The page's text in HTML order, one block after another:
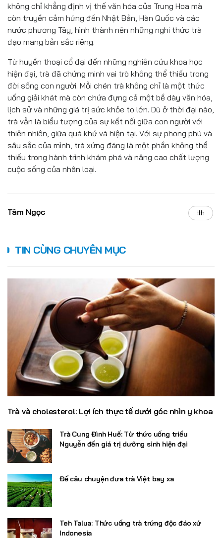
không chỉ khẳng định vị thế văn hóa của Trung Hoa mà
còn truyền cảm hứng đến Nhật Bản, Hàn Quốc và các
nước phương Tây, hình thành nên những nghi thức trà
đạo mang bản sắc riêng.
Từ huyền thoại cổ đại đến những nghiên cứu khoa học
hiện đại, trà đã chứng minh vai trò không thể thiếu trong
đời sống con người. Mỗi chén trà không chỉ là một thức
uống giải khát mà còn chứa đựng cả một bề dày văn hóa,
lịch sử và những giá trị sức khỏe to lớn. Dù ở thời đại nào,
trà vẫn là biểu tượng của sự kết nối giữa con người với
thiên nhiên, giữa quá khứ và hiện tại. Với sự phong phú và
sâu sắc của mình, trà xứng đáng là một phần không thể
thiếu trong hành trình khám phá và nâng cao chất lượng
cuộc sống của nhân loại.
Tâm Ngọc #h
TIN CÙNG CHUYÊN MỤC
Trà và cholesterol: Lợi ích thực tế dưới góc nhìn y khoa
Trà Cung Đình Huế: Từ thức uống triều
Nguyễn đến giá trị dưỡng sinh hiện đại
Để câu chuyện đưa trà Việt bay xa
Teh Talua: Thức uống trà trứng độc đáo xứ
Indonesia